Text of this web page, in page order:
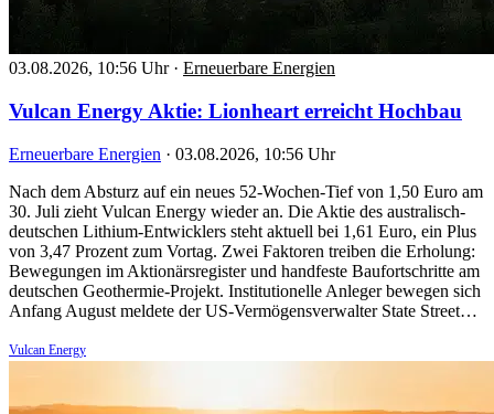
03.08.2026, 10:56 Uhr · Erneuerbare Energien
Vulcan Energy Aktie: Lionheart erreicht Hochbau
Erneuerbare Energien · 03.08.2026, 10:56 Uhr
Nach dem Absturz auf ein neues 52-Wochen-Tief von 1,50 Euro am
30. Juli zieht Vulcan Energy wieder an. Die Aktie des australisch-
deutschen Lithium-Entwicklers steht aktuell bei 1,61 Euro, ein Plus
von 3,47 Prozent zum Vortag. Zwei Faktoren treiben die Erholung:
Bewegungen im Aktionärsregister und handfeste Baufortschritte am
deutschen Geothermie-Projekt. Institutionelle Anleger bewegen sich
Anfang August meldete der US-Vermögensverwalter State Street…
Vulcan Energy